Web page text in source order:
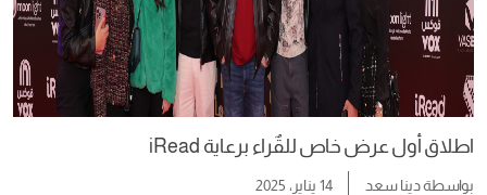
اطلاق أول عرض خاص للقٌراء برعاية iRead
بواسطةدينا سعد 14 يناير، 2025